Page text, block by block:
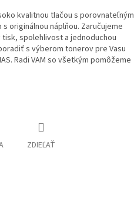
kvalitnou tlačou s porovnateľným
originálnou náplňou. Zaručujeme
spolehlivost a jednoduchou
s výberom tonerov pre Vasu
Radi VAM so všetkým pomôžeme
ZDIEĽAŤ